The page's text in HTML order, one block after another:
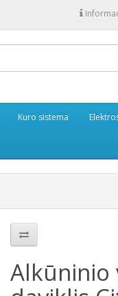
Kuro sistema
Alkūninio